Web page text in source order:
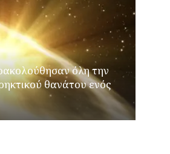
όλη την
θανάτου ενός